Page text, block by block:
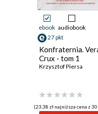
ebook audiobook
27 pkt
Konfraternia.
Crux - tom 1
Krzysztof Piersa
(23,38 zł najniższa cena z